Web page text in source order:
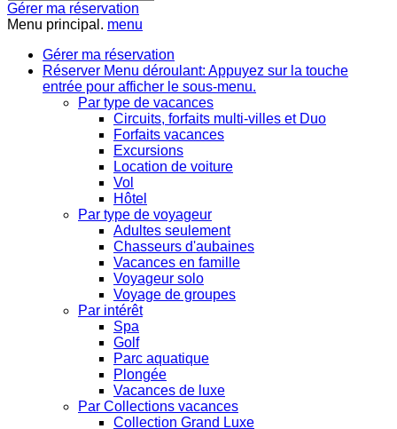
Gérer ma réservation
Menu principal. menu
Gérer ma réservation
Réserver Menu déroulant: Appuyez sur la touche
entrée pour afficher le sous-menu.
Par type de vacances
Circuits, forfaits multi-villes et Duo
Forfaits vacances
Excursions
Location de voiture
Vol
Hôtel
Par type de voyageur
Adultes seulement
Chasseurs d'aubaines
Vacances en famille
Voyageur solo
Voyage de groupes
Par intérêt
Spa
Golf
Parc aquatique
Plongée
Vacances de luxe
Par Collections vacances
Collection Grand Luxe